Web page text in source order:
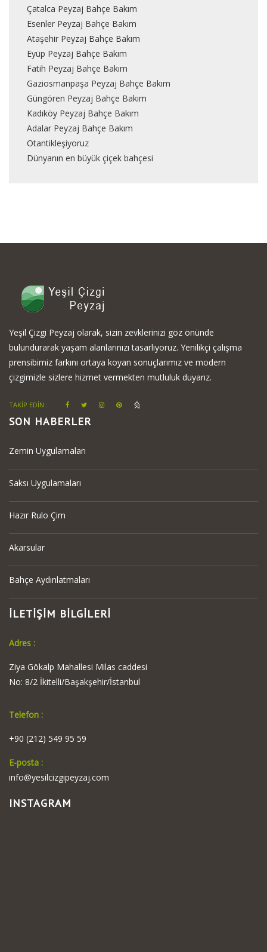
Çatalca Peyzaj Bahçe Bakım
Esenler Peyzaj Bahçe Bakım
Ataşehir Peyzaj Bahçe Bakım
Eyüp Peyzaj Bahçe Bakım
Fatih Peyzaj Bahçe Bakım
Gaziosmanpaşa Peyzaj Bahçe Bakım
Güngören Peyzaj Bahçe Bakım
Kadıköy Peyzaj Bahçe Bakım
Adalar Peyzaj Bahçe Bakım
Otantikleşiyoruz
Dünyanın en büyük çiçek bahçesi
Yeşil Çizgi Peyzaj olarak, sizin zevklerinizi göz önünde
bulundurarak yaşam alanlarınızı tasarlıyoruz. Yenilikçi çalışma
prensibimiz farkını ortaya koyan sonuçlarımız ve modern
çizgimizle sizlere hizmet vermekten mutluluk duyarız.
TAKİP EDİN :
SON HABERLER
Zemin Uygulamaları
Saksı Uygulamaları
Hazır Rulo Çim
Akarsular
Bahçe Aydınlatmaları
İLETİŞİM BİLGİLERİ
Adres :
Ziya Gökalp Mahallesi Milas caddesi
No: 8/2 İkitelli/Başakşehir/İstanbul
Telefon :
+90 (212) 549 95 59
E-posta :
info@yesilcizgipeyzaj.com
INSTAGRAM